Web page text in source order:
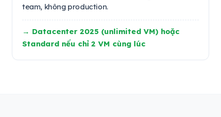
team, không production.
→ Datacenter 2025 (unlimited VM) hoặc
Standard nếu chỉ 2 VM cùng lúc